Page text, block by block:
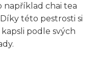
například chai tea
této pestrosti si
podle svých